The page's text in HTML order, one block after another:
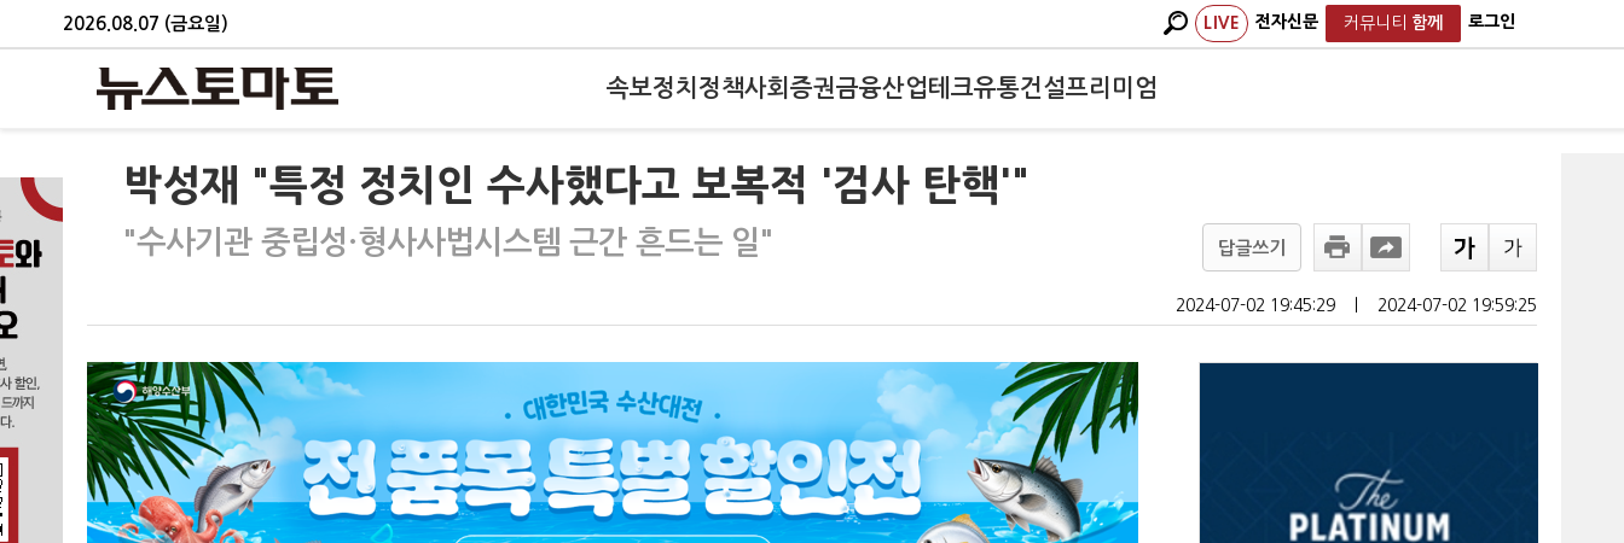
2026.08.07 (금요일) LIVE 전자신문 커뮤니티 함께 로그인
속보정치 정책사회 증권금융산업테크유통건설프리미엄
박성재 "특정 정치인 수사했다고 보복적 '검사 탄핵'"
"수사기관 중립성·형사사법시스템 근간 흔드는 일" 답글쓰기
2024-07-02 19:45:29 2024-07-02 19:59:25